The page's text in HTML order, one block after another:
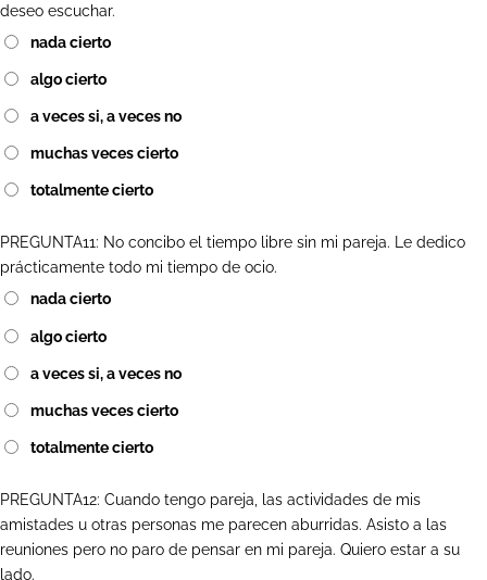
deseo escuchar.
nada cierto
algo cierto
a veces si, a veces no
muchas veces cierto
totalmente cierto
PREGUNTA11: No concibo el tiempo libre sin mi pareja. Le dedico
prácticamente todo mi tiempo de ocio.
nada cierto
algo cierto
a veces si, a veces no
muchas veces cierto
totalmente cierto
PREGUNTA12: Cuando tengo pareja, las actividades de mis
amistades u otras personas me parecen aburridas. Asisto a las
reuniones pero no paro de pensar en mi pareja. Quiero estar a su
lado.